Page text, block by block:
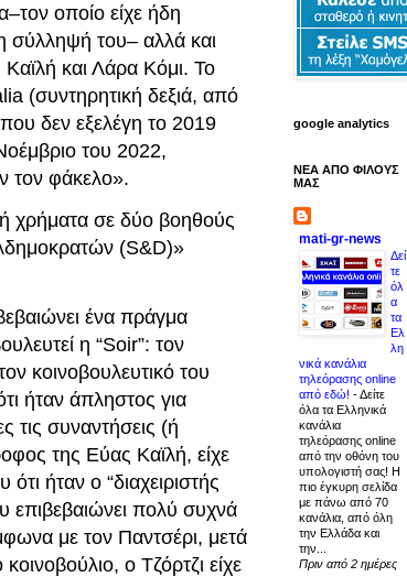
οποίο είχε ήδη
σύλληψή του– αλλά και
και Λάρα Κόμι. Το
(συντηρητική δεξιά, από
δεν εξελέγη το 2019
του 2022,
τον φάκελο».
χρήματα σε δύο βοηθούς
(S&D)»
ένα πράγμα
η “Soir”: τον
κοινοβουλευτικό του
ήταν άπληστος για
τις συναντήσεις (ή
της Εύας Καϊλή, είχε
ήταν ο “διαχειριστής
επιβεβαιώνει πολύ συχνά
με τον Παντσέρι, μετά
ο Τζόρτζι είχε
google analytics
ΝΕΑ ΑΠΟ ΦΙΛΟΥΣ
ΜΑΣ
mati-gr-news
Δεί
τε
όλ
α
τα
Ελ
λη
νικά κανάλια
τηλεόρασης online
από εδώ! -Δείτε
όλα τα Ελληνικά
κανάλια
τηλεόρασης online
από την οθόνη του
υπολογιστή σας! Η
πιο έγκυρη σελίδα
με πάνω από 70
κανάλια, από όλη
την Ελλάδα και
την...
Πριν από 2 ημέρες